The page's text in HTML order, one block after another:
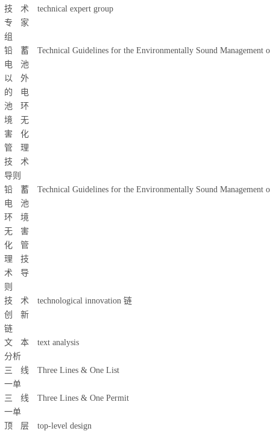
技术
专家
组
technical expert group
铅蓄
电池
以外
的电
池环
境无
害化
管理
技术
导则
Technical Guidelines for the Environmentally Sound Management
铅蓄
电池
环境
无害
化管
理技
术导
则
Technical Guidelines for the Environmentally Sound Management
技术
创新
链
technological innovation 链
文本
分析
text analysis
三线
一单
Three Lines & One List
三线
一单
Three Lines & One Permit
顶层
top-level design